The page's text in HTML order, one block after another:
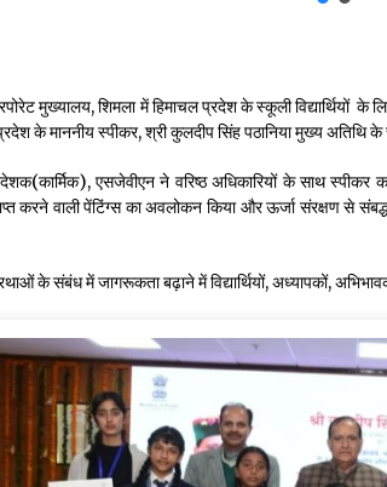
मुख्यालय, शिमला में हिमाचल प्रदेश के स्कूली विद्यार्थियों के
के माननीय स्पीकर, श्री कुलदीप सिंह पठानिया मुख्य अतिथि
एसजेवीएन ने वरिष्ठ अधिकारियों के साथ स्पीकर
करने वाली पेंटिंग्स का अवलोकन किया और ऊर्जा संरक्षण से संबद्ध
के संबंध में जागरूकता बढ़ाने में विद्यार्थियों, अध्यापकों,